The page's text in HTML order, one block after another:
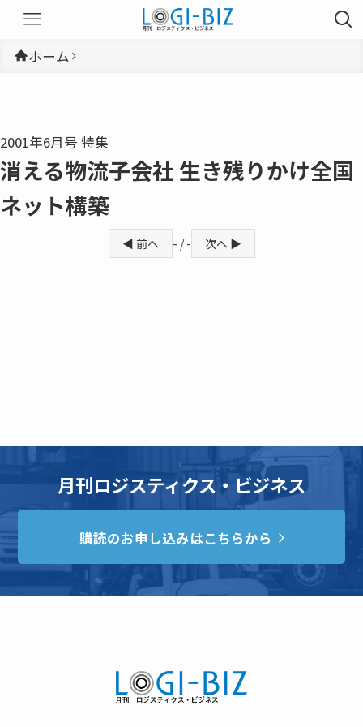
ホーム
2001年6月号 特集
消える物流子会社 生き残りかけ全国
ネット構築
◀ 前へ - / - 次へ ▶
月刊ロジスティクス・ビジネス
購読のお申し込みはこちらから